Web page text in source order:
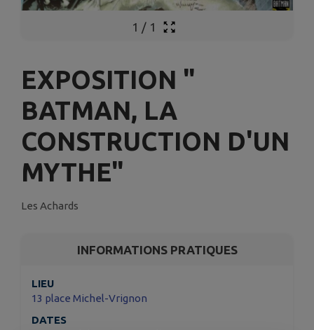
1 / 1
EXPOSITION "
BATMAN, LA
CONSTRUCTION D'UN
MYTHE"
Les Achards
INFORMATIONS PRATIQUES
LIEU
13 place Michel-Vrignon
DATES